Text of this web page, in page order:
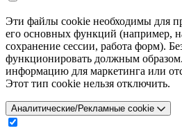
Эти файлы cookie необходимы для
его основных функций (например,
сохранение сессии, работа форм).
функционировать должным
информацию для маркетинга или
Этот тип cookie нельзя отключить.
Аналитические/Рекламные cookie